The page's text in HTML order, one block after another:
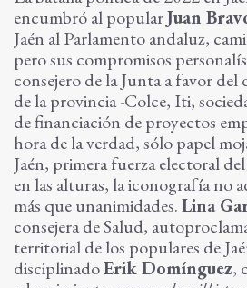
encumbró al popularJuan
Jaén al Parlamento andaluz,
pero sus compromisos
consejero de la Junta a favor del
de la provincia -Colce, Iti,
de financiación de proyectos
hora de la verdad, sólo papel
Jaén, primera fuerza electoral
en las alturas, la iconografía no
más que unanimidades.Lina
consejera de Salud,
territorial de los populares de
disciplinadoErik Domínguez,